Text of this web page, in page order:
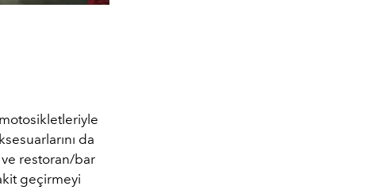
da
ve restoran/bar
geçirmeyi